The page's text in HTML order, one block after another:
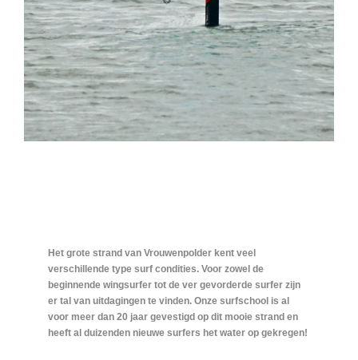
Het grote strand van Vrouwenpolder kent veel
verschillende type surf condities. Voor zowel de
beginnende wingsurfer tot de ver gevorderde surfer zijn
er tal van uitdagingen te vinden. Onze surfschool is al
voor meer dan 20 jaar gevestigd op dit mooie strand en
heeft al duizenden nieuwe surfers het water op gekregen!